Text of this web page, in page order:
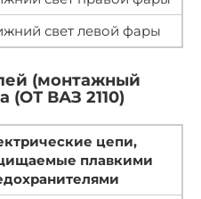
свет левой фары
(монтажный
(ОТ ВАЗ 2110)
цепи,
плавкими